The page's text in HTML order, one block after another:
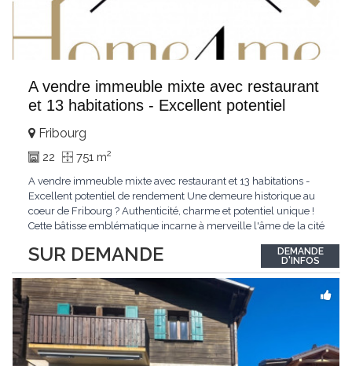
A vendre immeuble mixte avec restaurant
et 13 habitations - Excellent potentiel
SUR DEMANDE
Fribourg
22 751 m2
A vendre immeuble mixte avec restaurant et 13 habitations -
Excellent potentiel de rendement Une demeure historique au
coeur de Fribourg ? Authenticité, charme et potentiel unique !
Cette bâtisse emblématique incarne à merveille l'âme de la cité
avec finesse le charme du passé et le confort d'aujourd'hui.
Nichée au coeur...
DEMANDE
D'INFOS